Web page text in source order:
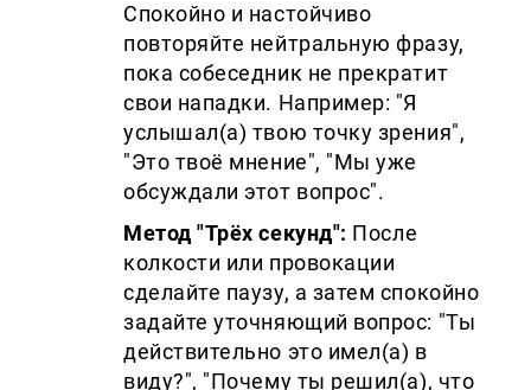
Спокойно и настойчиво
повторяйте нейтральную фразу,
пока собеседник не прекратит
свои нападки. Например: "Я
услышал(а) твою точку зрения",
"Это твоё мнение", "Мы уже
обсуждали этот вопрос".
Метод "Трёх секунд": После
колкости или провокации
сделайте паузу, а затем спокойно
задайте уточняющий вопрос: "Ты
действительно это имел(а) в
виду?", "Почему ты решил(а), что